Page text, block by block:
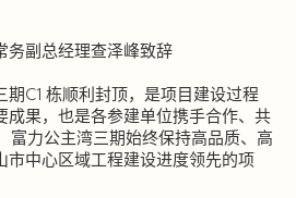
务副总经理查泽峰致辞
C1 栋顺利封顶，是项目建设过程
成果，也是各参建单位携手合作、共
富力公主湾三期始终保持高品质、高
市中心区域工程建设进度领先的项